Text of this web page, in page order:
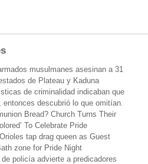
musulmanes asesinan a 31
de Plateau y Kaduna
de criminalidad indicaban que
descubrió lo que omitían.
Bread? Church Turns Their
To Celebrate Pride
tap drag queen as Guest
zone for Pride Night
de policía advierte a predicadores